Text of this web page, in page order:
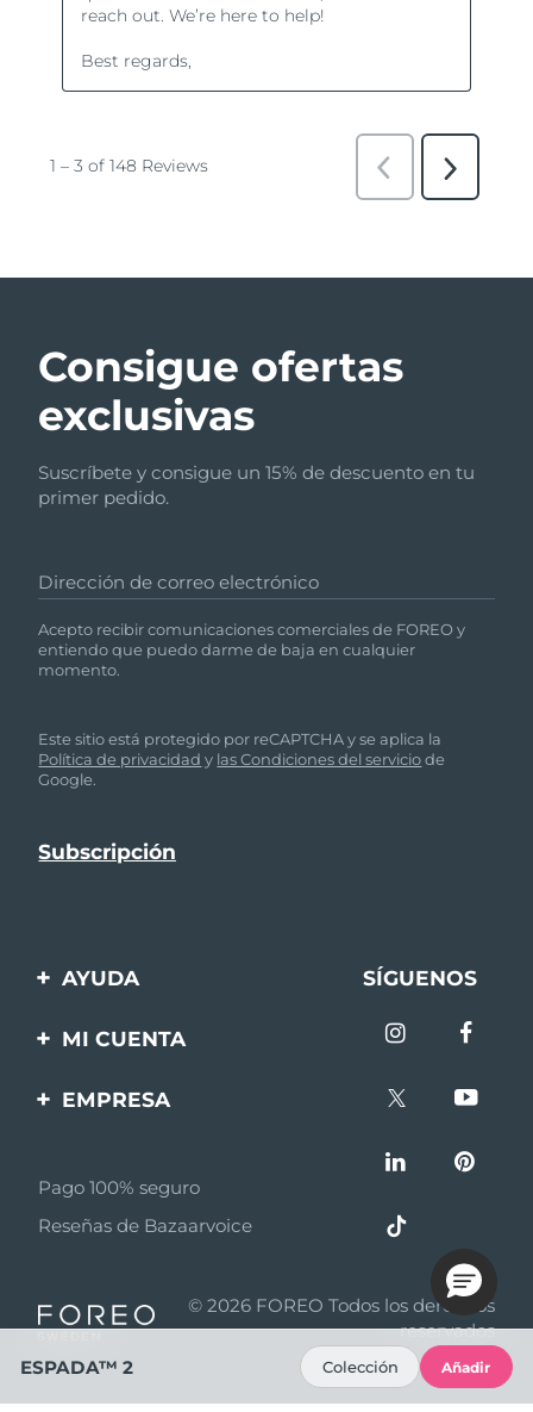
Consigue ofertas
exclusivas
Suscríbete y consigue un 15% de descuento en tu
primer pedido.
Dirección de correo electrónico
Acepto recibir comunicaciones comerciales de FOREO y
entiendo que puedo darme de baja en cualquier
momento.
Este sitio está protegido por reCAPTCHA y se aplica la
Política de privacidad y las Condiciones del serviciode
Google.
AYUDA
Contáctanos
batería
SÍGUENOS
MI CUENTA
Registro de productos
EMPRESA
Afiliados
Noticias de afiliados
Asociados
Términos y condiciones
Pago 100% seguro
Reseñas de Bazaarvoice
© 2026 FOREO Todos los derechos
reservados
ESPADA™ 2
Colección Añadir